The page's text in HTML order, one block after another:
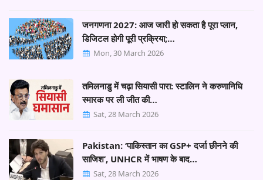
जनगणना 2027: आज जारी हो सकता है पूरा प्लान,
डिजिटल होगी पूरी प्रक्रिया;…
Mon, 30 March 2026
तमिलनाडु में चढ़ा सियासी पारा: स्टालिन ने करुणानिधि
स्मारक पर ली जीत की…
Sat, 28 March 2026
Pakistan: ‘पाकिस्तान का GSP+ दर्जा छीनने की
साजिश’, UNHCR में भाषण के बाद…
Sat, 28 March 2026